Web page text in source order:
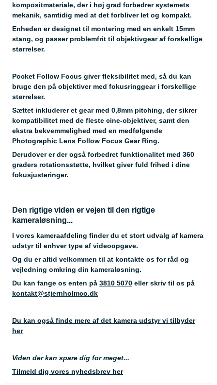
kompositmateriale, der i høj grad forbedrer systemets
mekanik, samtidig med at det forbliver let og kompakt.
Enheden er designet til montering med en enkelt 15mm
stang, og passer problemfrit til objektivgear af forskellige
størrelser.
Pocket Follow Focus giver fleksibilitet med, så du kan
bruge den på objektiver med fokusringgear i forskellige
størrelser.
Sættet inkluderer et gear med 0,8mm pitching, der sikrer
kompatibilitet med de fleste cine-objektiver, samt den
ekstra bekvemmelighed med en medfølgende
Photographic Lens Follow Focus Gear Ring.
Derudover er der også forbedret funktionalitet med 360
graders rotationsstøtte, hvilket giver fuld frihed i dine
fokusjusteringer.
Den rigtige viden er vejen til den rigtige
kameraløsning...
I vores kameraafdeling finder du et stort udvalg af kamera
udstyr til enhver type af videoopgave.
Og du er altid velkommen til at kontakte os for råd og
vejledning omkring din kameraløsning.
Du kan fange os enten på 3810 5070 eller skriv til os på
kontakt@stjernholmco.dk
Du kan også finde mere af det kamera udstyr vi tilbyder
her
Viden der kan spare dig for meget...
Tilmeld dig vores nyhedsbrev her